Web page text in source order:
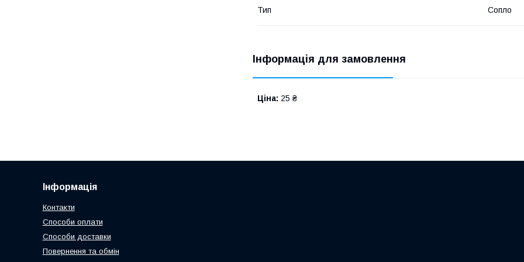
Тип Сопло
Інформація для замовлення
Ціна: 25 ₴
Інформація
Контакти
Способи оплати
Способи доставки
Повернення та обмін